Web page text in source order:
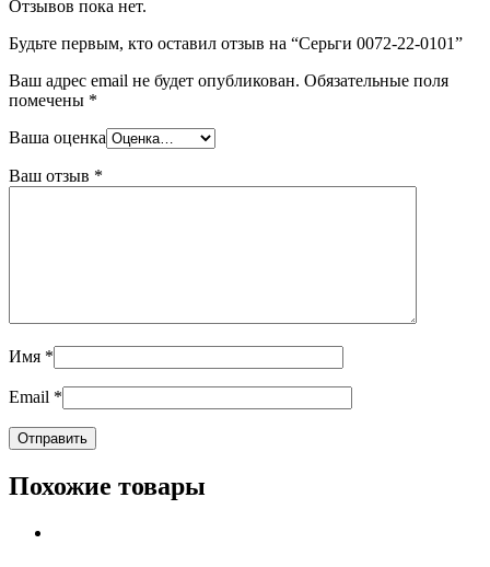
Отзывов пока нет.
Будьте первым, кто оставил отзыв на “Серьги 0072-22-0101”
Ваш адрес email не будет опубликован. Обязательные поля
помечены *
Ваша оценка
Ваш отзыв *
Имя *
Email *
Похожие товары